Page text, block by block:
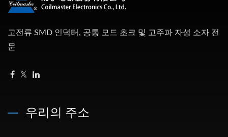
고전류 SMD 인덕터, 공통 모드 초크 및 고주파 자성 소자 전
문
우리의 주소